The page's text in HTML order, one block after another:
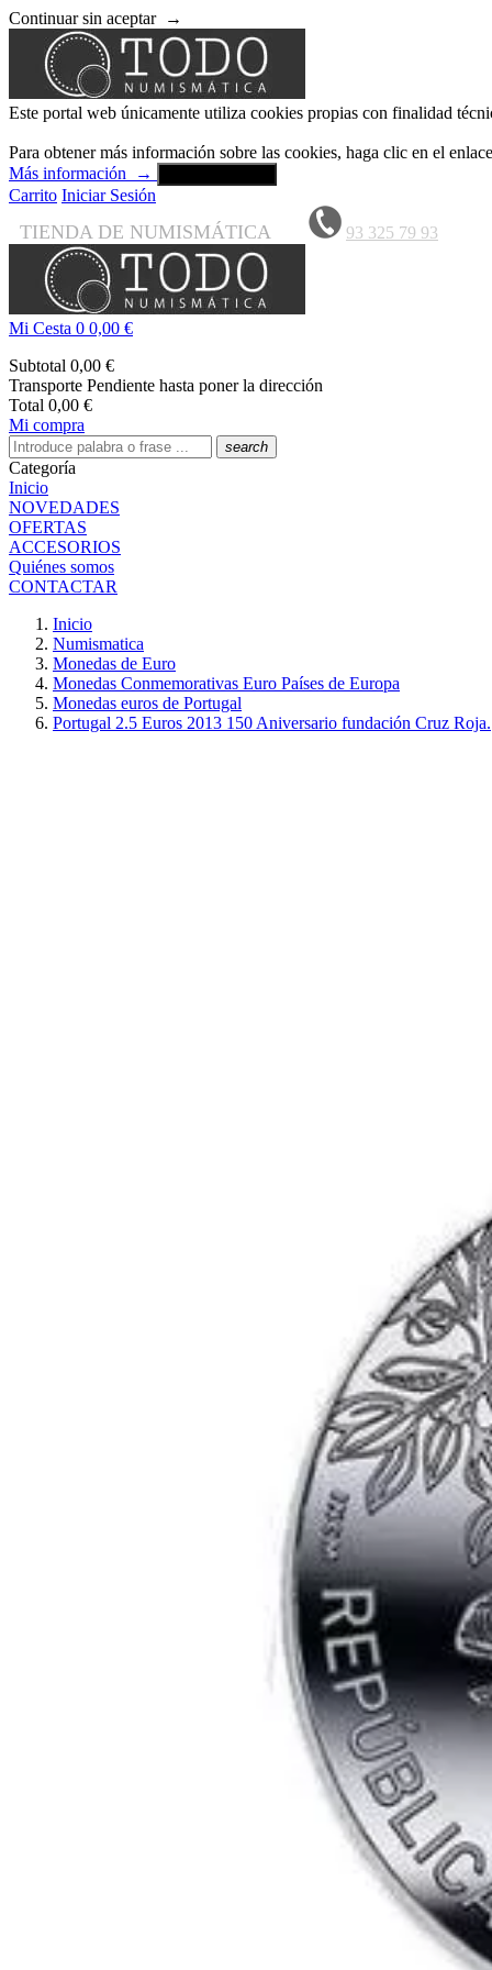
Continuar sin aceptar →
Este portal web únicamente utiliza cookies propias con finalidad
Para obtener más información sobre las cookies, haga clic en el
Más información
→
Carrito Iniciar Sesión
TIENDA DE NUMISMÁTICA 93 325 79 93
Mi Cesta 0 0,00 €
Subtotal 0,00 €
Transporte Pendiente hasta poner la dirección
Total 0,00 €
Mi compra
search
Categoría
Inicio
NOVEDADES
OFERTAS
ACCESORIOS
Quiénes somos
CONTACTAR
Inicio
Numismatica
Monedas de Euro
Monedas Conmemorativas Euro Países de Europa
Monedas euros de Portugal
Portugal 2.5 Euros 2013 150 Aniversario fundación Cruz Roja.